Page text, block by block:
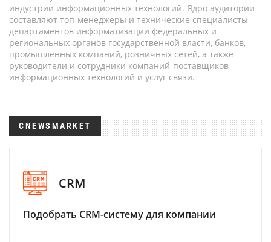
индустрии информационных технологий. Ядро аудитории
составляют топ-менеджеры и технические специалисты
департаментов информатизации федеральных и
региональных органов государственной власти, банков,
промышленных компаний, розничных сетей, а также
руководители и сотрудники компаний-поставщиков
информационных технологий и услуг связи.
CNEWSMARKET
CRM
Подобрать CRM-систему для компании